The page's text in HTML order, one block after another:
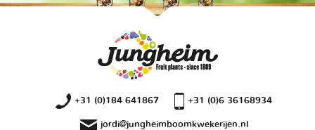
+31 (0)184 641867 +31 (0)6 36168934
jordi@jungheimboomkwekerijen.nl